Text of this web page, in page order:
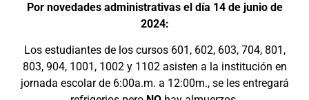
Por novedades administrativas el día 14 de junio de
2024:
Los estudiantes de los cursos 601, 602, 603, 704, 801,
803, 904, 1001, 1002 y 1102 asisten a la institución en
jornada escolar de 6:00a.m. a 12:00m., se les entregará